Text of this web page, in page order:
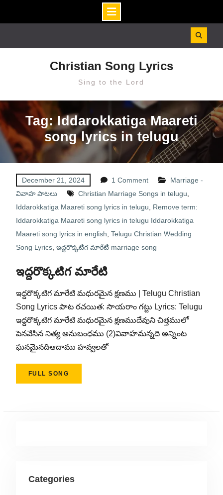
Christian Song Lyrics
Sing to the Lord
Tag: Iddarokkatiga Maareti
song lyrics in telugu
December 21, 2024 1 Comment
Marriage -
వివాహ పాటలు
Christian Marriage Songs in telugu
Iddarokkatiga Maareti song lyrics in telugu
Remove term:
Iddarokkatiga Maareti song lyrics in telugu Iddarokkatiga
Maareti song lyrics in english Telugu Christian Wedding
Song Lyrics, ఇద్దరొక్కటిగ మారేటి marriage song
ఇద్దరొక్కటిగ మారేటి
ఇద్దరొక్కటిగ మారేటి మధురమైన క్షణము | Telugu Christian
Song Lyrics పాట రచయిత: సాయరాం గట్టు Lyrics: Telugu
ఇద్దరొక్కటిగ మారేటి మధురమైన క్షణముదేవుని చిత్తములో
పెనవేసిన నిత్య అనుబంధము (2)వివాహమన్నది అన్నింట
ఘనమైనదిఆదాము హవ్వలతో
FULL SONG
Categories